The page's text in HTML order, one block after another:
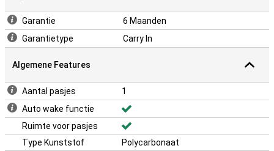
Garantie
6 Maanden
Garantietype
Carry In
Algemene Features
Aantal pasjes
1
Auto wake functie
Ruimte voor pasjes
Type Kunststof
Polycarbonaat